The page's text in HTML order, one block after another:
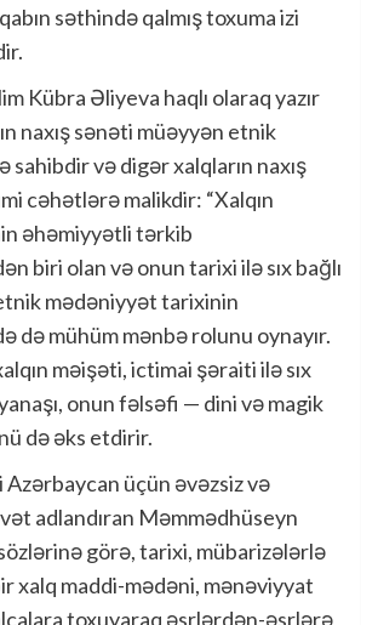
qabın səthində qalmış toxuma izi
Kübra Əliyeva haqlı olaraq yazır
naxış sənəti müəyyən etnik
və digər xalqların naxış
cəhətlərə malikdir: “Xalqın
əhəmiyyətli tərkib
biri olan və onun tarixi ilə sıx bağlı
mədəniyyət tarixinin
də mühüm mənbə rolunu oynayır.
məişəti, ictimai şəraiti ilə sıx
onun fəlsəfi — dini və magik
də əks etdirir.
üçün əvəzsiz və
adlandıran Məmmədhüseyn
görə, tarixi, mübarizələrlə
xalq maddi-mədəni, mənəviyyat
toxuyaraq əsrlərdən-əsrlərə